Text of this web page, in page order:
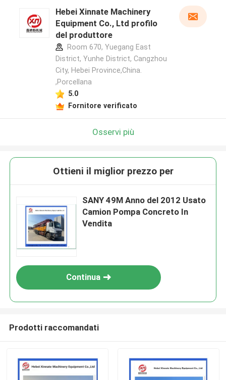
Hebei Xinnate Machinery
Equipment Co., Ltd profilo
del produttore
Room 670, Yuegang East
District, Yunhe District, Cangzhou
City, Hebei Province,China.
,Porcellana
5.0
Fornitore verificato
Osservi più
Ottieni il miglior prezzo per
SANY 49M Anno del 2012 Usato
Camion Pompa Concreto In
Vendita
Continua
Prodotti raccomandati